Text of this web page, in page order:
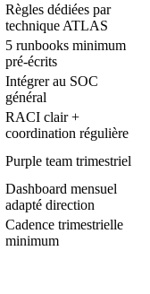
Règles dédiées par
technique ATLAS
5 runbooks minimum
pré-écrits
Intégrer au SOC
général
RACI clair +
coordination régulière
Purple team trimestriel
Dashboard mensuel
adapté direction
Cadence trimestrielle
minimum